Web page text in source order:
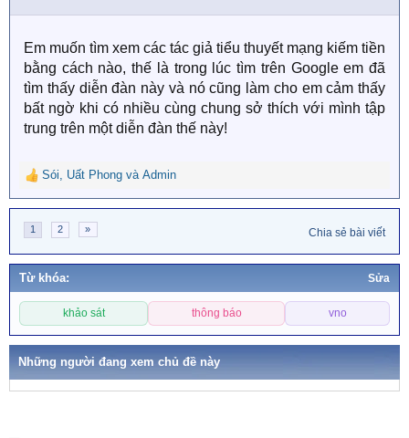
n
:Em muốn tìm xem các tác giả tiểu thuyết mạng kiếm tiền
bằng cách nào, thế là trong lúc tìm trên Google em đã
tìm thấy diễn đàn này và nó cũng làm cho em cảm thấy
bất ngờ khi có nhiều cùng chung sở thích với mình tập
trung trên một diễn đàn thế này!
R
e
i
o
n
:
Sói Uất Phong và Admin
1 2 » Chia sẻ bài viết
Từ khóa: Sửa
k
ó
a
khảo sát thông báo vno
Những người đang xem chủ đề này